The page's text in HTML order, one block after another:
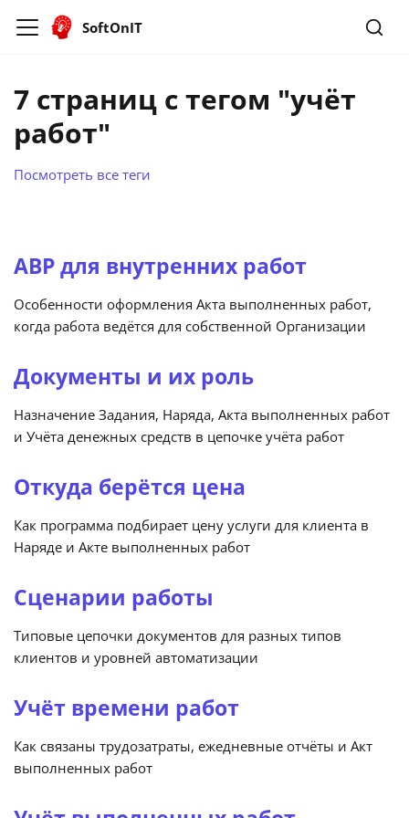
SoftOnIT
7 страниц с тегом "учёт
работ"
Посмотреть все теги
АВР для внутренних работ
Особенности оформления Акта выполненных работ,
когда работа ведётся для собственной Организации
Документы и их роль
Назначение Задания, Наряда, Акта выполненных работ
и Учёта денежных средств в цепочке учёта работ
Откуда берётся цена
Как программа подбирает цену услуги для клиента в
Наряде и Акте выполненных работ
Сценарии работы
Типовые цепочки документов для разных типов
клиентов и уровней автоматизации
Учёт времени работ
Как связаны трудозатраты, ежедневные отчёты и Акт
выполненных работ